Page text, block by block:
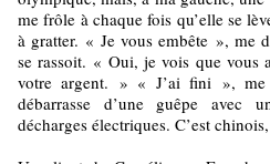
me frôle à chaque fois qu’elle se
à gratter. « Je vous embête », me
se rassoit. « Oui, je vois que vous
votre argent. » « J’ai fini », me
débarrasse d’une guêpe avec
décharges électriques. C’est